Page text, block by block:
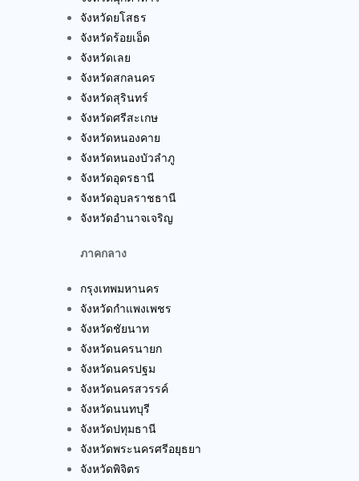
จังหวัดยโสธร
จังหวัดร้อยเอ็ด
จังหวัดเลย
จังหวัดสกลนคร
จังหวัดสุรินทร์
จังหวัดศรีสะเกษ
จังหวัดหนองคาย
จังหวัดหนองบัวลำภู
จังหวัดอุดรธานี
จังหวัดอุบลราชธานี
จังหวัดอำนาจเจริญ
ภาคกลาง
กรุงเทพมหานคร
จังหวัดกำแพงเพชร
จังหวัดชัยนาท
จังหวัดนครนายก
จังหวัดนครปฐม
จังหวัดนครสวรรค์
จังหวัดนนทบุรี
จังหวัดปทุมธานี
จังหวัดพระนครศรีอยุธยา
จังหวัดพิจิตร